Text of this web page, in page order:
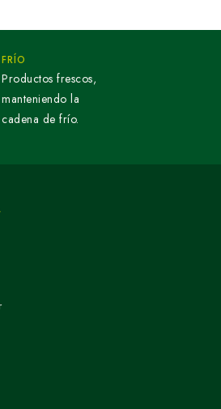
FRÍO
Productos frescos,
manteniendo la
cadena de frío.